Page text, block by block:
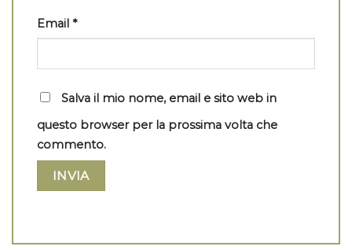
Email *
Salva il mio nome, email e sito web in
questo browser per la prossima volta che
commento.